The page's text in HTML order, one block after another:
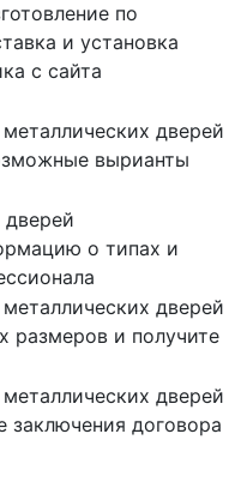
по
и установка
с сайта
вырианты
о типах и
размеров и получите
заключения договора